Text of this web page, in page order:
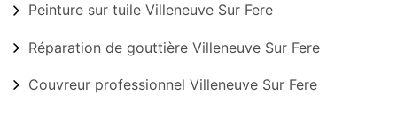
Peinture sur tuile Villeneuve Sur Fere
Réparation de gouttière Villeneuve Sur Fere
Couvreur professionnel Villeneuve Sur Fere